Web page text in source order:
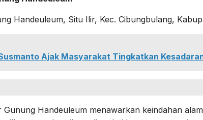
Handeuleum, Situ Ilir, Kec. Cibungbulang,
Ajak Masyarakat Tingkatkan
Gunung Handeuleum menawarkan keindahan